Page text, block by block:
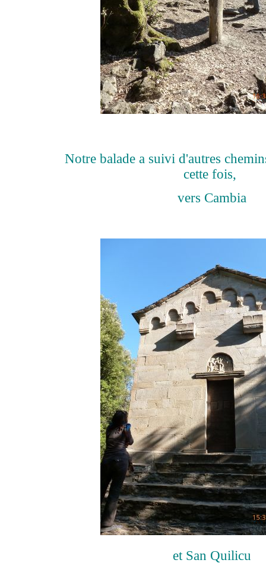
Notre balade a suivi d'autres
cette fois,
vers Cambia
et San Quilicu